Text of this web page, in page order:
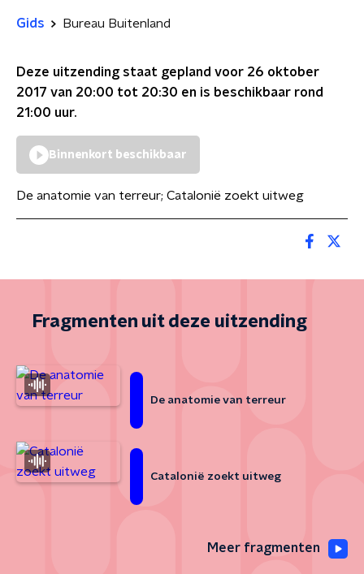
Gids Bureau Buitenland
Deze uitzending staat gepland voor 26 oktober
2017 van 20:00 tot 20:30 en is beschikbaar rond
21:00 uur.
Binnenkort beschikbaar
De anatomie van terreur; Catalonië zoekt uitweg
Fragmenten uit deze uitzending
De anatomie van terreur
Catalonië zoekt uitweg
Meer fragmenten